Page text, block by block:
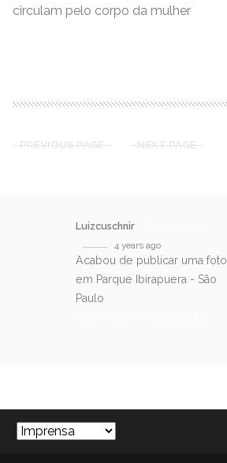
circulam pelo corpo da mulher
PREVIOUS PAGE NEXT PAGE
Luizcuschnir
4 years ago
Acabou de publicar uma foto
em Parque Ibirapuera - São
Paulo